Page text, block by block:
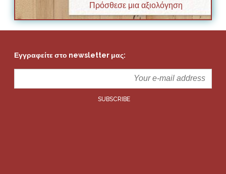
Πρόσθεσε μια αξιολόγηση
Εγγραφείτε στο newsletter μας: